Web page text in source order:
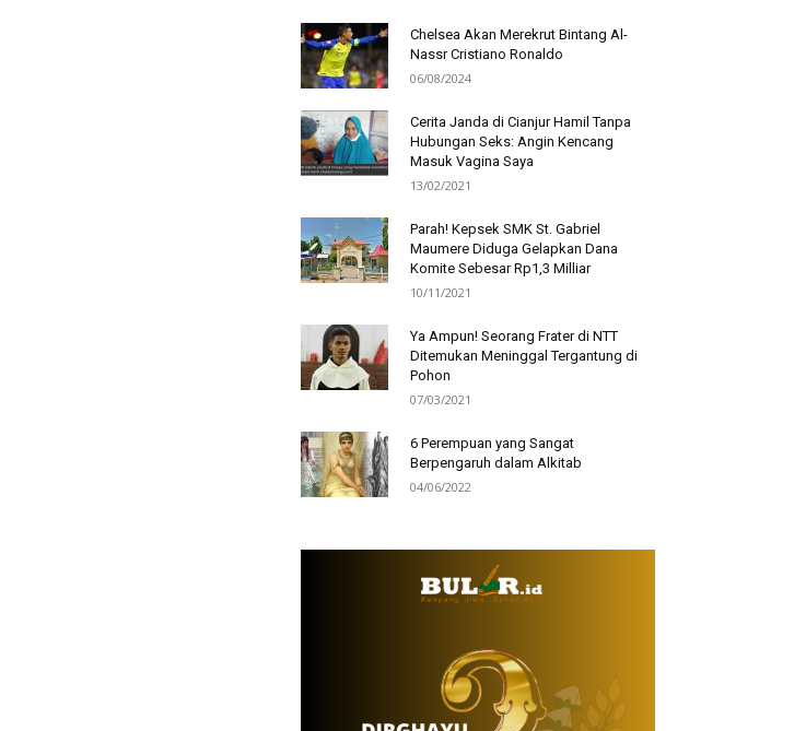
Chelsea Akan Merekrut Bintang Al-
Nassr Cristiano Ronaldo
06/08/2024
Cerita Janda di Cianjur Hamil Tanpa
Hubungan Seks: Angin Kencang
Masuk Vagina Saya
13/02/2021
Parah! Kepsek SMK St. Gabriel
Maumere Diduga Gelapkan Dana
Komite Sebesar Rp1,3 Milliar
10/11/2021
Ya Ampun! Seorang Frater di NTT
Ditemukan Meninggal Tergantung di
Pohon
07/03/2021
6 Perempuan yang Sangat
Berpengaruh dalam Alkitab
04/06/2022